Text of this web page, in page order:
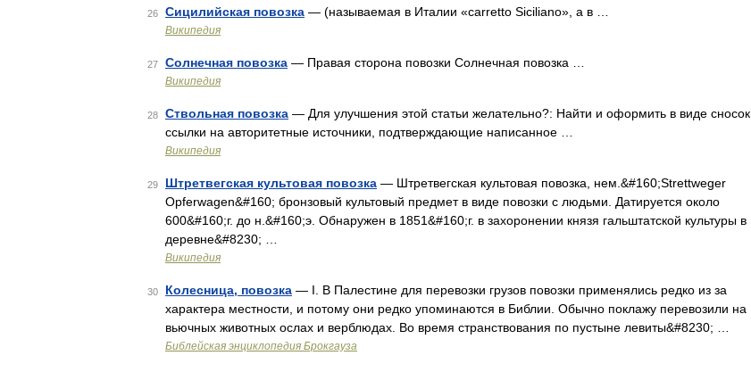
26 Сицилийская повозка — (называемая в Италии «carretto Siciliano», а в …
Википедия
27 Солнечная повозка — Правая сторона повозки Солнечная повозка …
Википедия
28 Ствольная повозка — Для улучшения этой статьи желательно?: Найти и оформить в виде сносок
ссылки на авторитетные источники, подтверждающие написанное …
Википедия
29 Штретвегская культовая повозка — Штретвегская культовая повозка, нем.&#160;Strettweger
Opferwagen&#160; бронзовый культовый предмет в виде повозки с людьми. Датируется около
600&#160;г. до н.&#160;э. Обнаружен в 1851&#160;г. в захоронении князя гальштатской культуры в
деревне&#8230; …
Википедия
30 Колесница, повозка — I. В Палестине для перевозки грузов повозки применялись редко из за
характера местности, и потому они редко упоминаются в Библии. Обычно поклажу перевозили на
вьючных животных ослах и верблюдах. Во время странствования по пустыне левиты&#8230; …
Библейская энциклопедия Брокгауза